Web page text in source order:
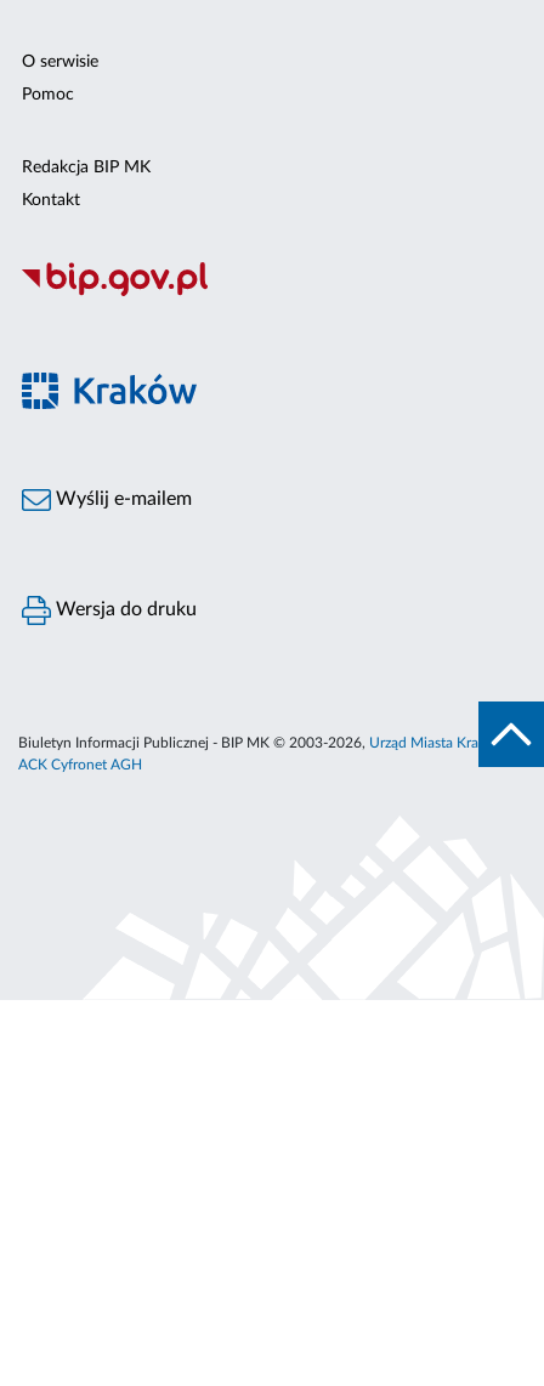
O serwisie
Pomoc
Redakcja BIP MK
Kontakt
Wyślij e-mailem
Wersja do druku
Biuletyn Informacji Publicznej - BIP MK © 2003-2026, Urząd Miasta Krakowa
ACK Cyfronet AGH